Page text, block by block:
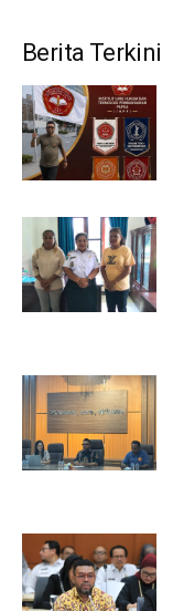
Berita Terkini